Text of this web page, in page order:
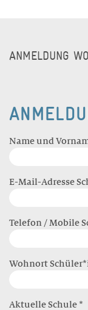
ANMELDUNG
Name und
E-Mail-Adresse
Telefon / Mobile
Wohnort
Aktuelle Schule *